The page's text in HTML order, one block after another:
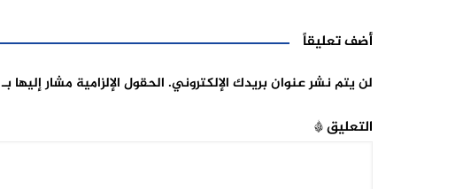
أضف تعليقاً
لن يتم نشر عنوان بريدك الإلكتروني. الحقول الإلزامية مشار إليها بـ
التعليق*